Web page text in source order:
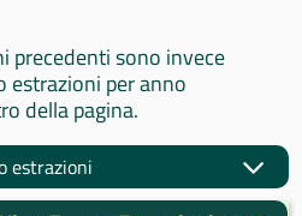
precedenti sono invece
estrazioni per anno
della pagina.
estrazioni